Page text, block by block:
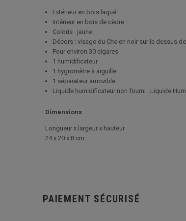
Extérieur en bois laqué
Intérieur en bois de cèdre
Coloris : jaune
Décors : visage du Che en noir sur le dessus
Pour environ 30 cigares
1 humidificateur
1 hygromètre à aiguille
1 séparateur amovible
Liquide humidificateur non fourni : Liquide
Dimensions
Longueur x largeur x hauteur
24 x 20 x 8 cm
PAIEMENT SÉCURISÉ